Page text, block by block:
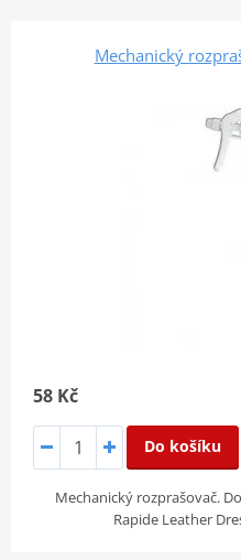
Mechanický
58 Kč
Do košíku
Mechanický rozprašovač.
Rapide Leather